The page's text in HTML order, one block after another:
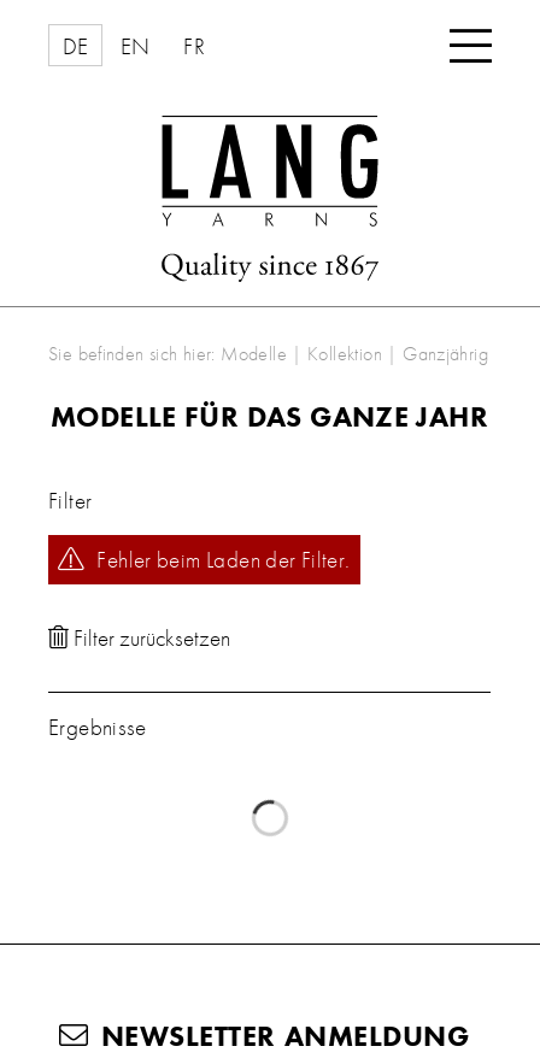
DE EN FR 
Sie befinden sich hier: Modelle | Kollektion | Ganzjährig
MODELLE FÜR DAS GANZE JAHR
Filter
Fehler beim Laden der Filter.
Ergebnisse
NEWSLETTER ANMELDUNG